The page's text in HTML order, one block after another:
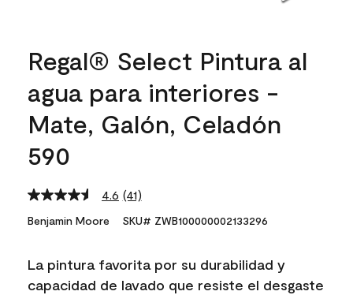
Regal® Select Pintura al
agua para interiores -
Mate, Galón, Celadón
590
4.6 Read
41
Reviews.
link.
(41)
Benjamin Moore SKU# ZWB100000002133296
La pintura favorita por su durabilidad y
capacidad de lavado que resiste el desgaste